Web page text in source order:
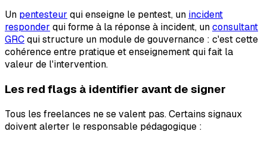
Un pentesteur qui enseigne le pentest, un incident
responder qui forme à la réponse à incident, unconsultant
GRCqui structure un module de gouvernance : c'est cette
cohérence entre pratique et enseignement qui fait la
valeur de l'intervention.
Les red flags à identifier avant de signer
Tous les freelances ne se valent pas. Certains signaux
doivent alerter le responsable pédagogique :